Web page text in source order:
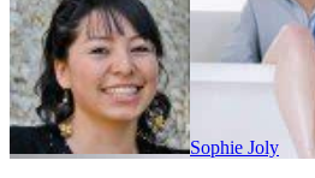
Sophie Joly